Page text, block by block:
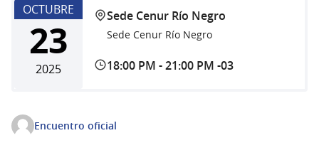
OCTUBRE
23
2025
Sede Cenur Río Negro
Sede Cenur Río Negro
18:00 PM -21:00 PM -03
Encuentro oficial